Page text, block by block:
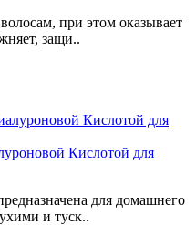
при этом оказывает
защи..
Кислотой для
для домашнего
и туск..